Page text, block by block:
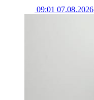
09:01 07.08.2026